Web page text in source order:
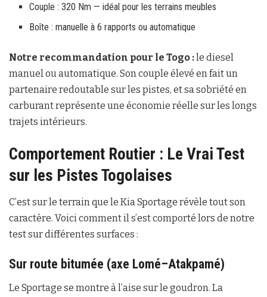
Couple : 320 Nm — idéal pour les terrains meubles
Boîte : manuelle à 6 rapports ou automatique
Notre recommandation pour le Togo :le diesel
manuel ou automatique. Son couple élevé en fait un
partenaire redoutable sur les pistes, et sa sobriété en
carburant représente une économie réelle sur les longs
trajets intérieurs.
Comportement Routier : Le Vrai Test
sur les Pistes Togolaises
C’est sur le terrain que le Kia Sportage révèle tout son
caractère. Voici comment il s’est comporté lors de notre
test sur différentes surfaces :
Sur route bitumée (axe Lomé–Atakpamé)
Le Sportage se montre à l’aise sur le goudron. La